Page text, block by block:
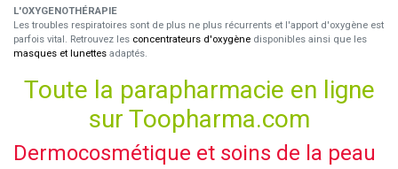
L'OXYGENOTHÉRAPIE
Les troubles respiratoires sont de plus ne plus récurrents et l'apport d'oxygène est
parfois vital. Retrouvez les concentrateurs d'oxygène disponibles ainsi que les
masques et lunettes adaptés.
Toute la parapharmacie en ligne
sur Toopharma.com
Dermocosmétique et soins de la peau